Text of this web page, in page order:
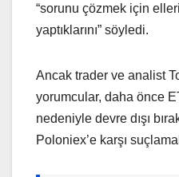
“sorunu çözmek için
yaptıklarını” söyledi.
Ancak trader ve analist
yorumcular, daha önce
nedeniyle devre dışı
Poloniex’e karşı